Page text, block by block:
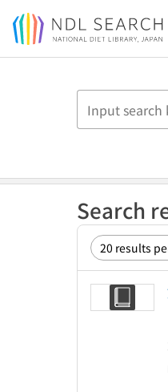
Jump to main content
Search